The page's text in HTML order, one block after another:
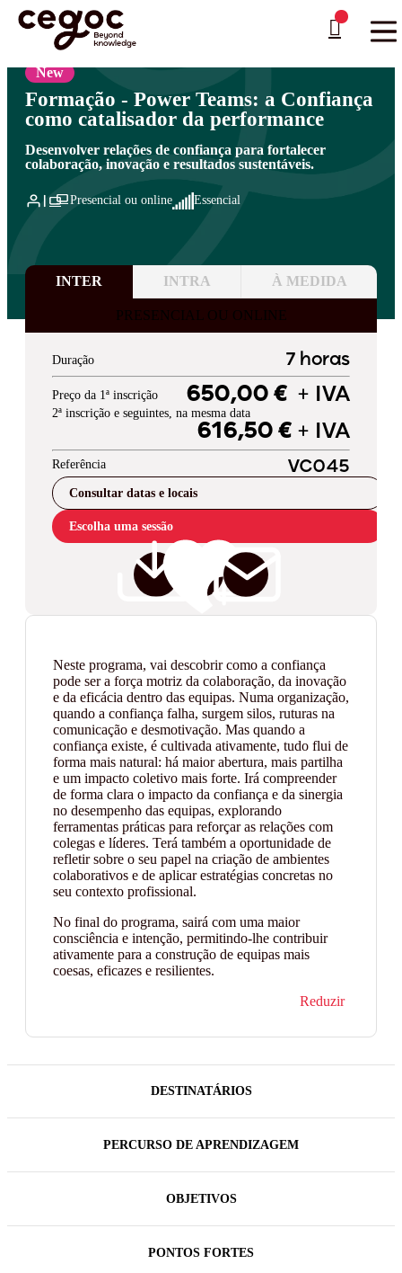
Skip to main content
Está aqui:Home >Áreas de Formação
New
Formação - Power Teams: a Confiança
como catalisador da performance
Desenvolver relações de confiança para fortalecer
colaboração, inovação e resultados sustentáveis.
Presencial ou online Essencial
INTER INTRA À MEDIDA
PRESENCIAL OU ONLINE
Duração 7 horas
Preço da 1ª inscrição 650,00 € + IVA
2ª inscrição e seguintes, na mesma data
616,50 € + IVA
Referência VC045
Consultar datas e locais
Escolha uma sessão
Neste programa, vai descobrir como a confiança
pode ser a força motriz da colaboração, da inovação
e da eficácia dentro das equipas. Numa organização,
quando a confiança falha, surgem silos, ruturas na
comunicação e desmotivação. Mas quando a
confiança existe, é cultivada ativamente, tudo flui de
forma mais natural: há maior abertura, mais partilha
e um impacto coletivo mais forte. Irá compreender
de forma clara o impacto da confiança e da sinergia
no desempenho das equipas, explorando
ferramentas práticas para reforçar as relações com
colegas e líderes. Terá também a oportunidade de
refletir sobre o seu papel na criação de ambientes
colaborativos e de aplicar estratégias concretas no
seu contexto profissional.
No final do programa, sairá com uma maior
consciência e intenção, permitindo-lhe contribuir
ativamente para a construção de equipas mais
coesas, eficazes e resilientes.
Reduzir
DESTINATÁRIOS
PERCURSO DE APRENDIZAGEM
OBJETIVOS
PONTOS FORTES